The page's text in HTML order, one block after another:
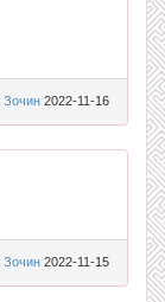
Зочин 2022-11-16
Зочин 2022-11-15